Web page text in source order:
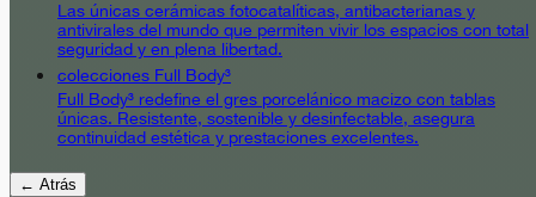
Las únicas cerámicas fotocatalíticas, antibacterianas y
antivirales del mundo que permiten vivir los espacios con total
seguridad y en plena libertad.
colecciones Full Body³
Full Body³ redefine el gres porcelánico macizo con tablas
únicas. Resistente, sostenible y desinfectable, asegura
continuidad estética y prestaciones excelentes.
← Atrás